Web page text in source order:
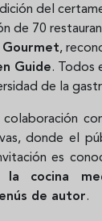
del
de 70
,
Guide. Todos
de la
colaboración
donde el
es
la cocina
de autor.